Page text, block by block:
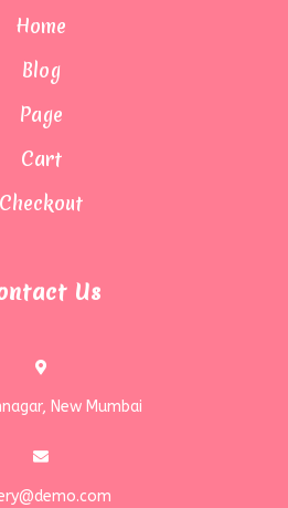
Home
Blog
Page
Cart
Checkout
Us
New Mumbai